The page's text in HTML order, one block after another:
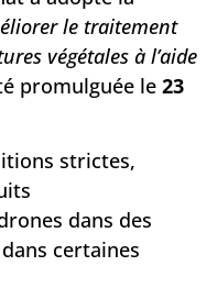
le traitement
végétales à l’aide
promulguée le 23
strictes,
dans des
certaines